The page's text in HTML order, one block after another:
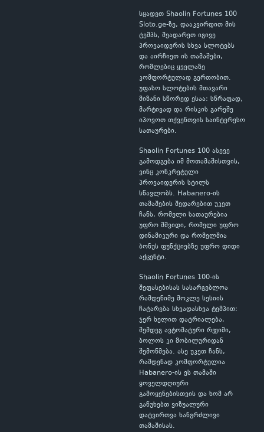
სცადეთ Shaolin Fortunes 100
Sloto.ge-ზე, დააკვირდით მის
ტემპს, შეადარეთ იგივე
პროვაიდერის სხვა სლოტებს
და აირჩიეთ ის თამაშები,
რომლებიც ყველაზე
კომფორტულად გერთობით.
უფასო სლოტების მთავარი
მიზანი სწორედ ესაა: სწრაფად,
მარტივად და რისკის გარეშე
იპოვოთ თქვენთვის საინტერესო
სათაურები.
Shaolin Fortunes 100 ასევე
გამოდგება იმ მოთამაშისთვის,
ვინც კონკრეტული
პროვაიდერის სტილს
სწავლობს. Habanero-ის
თამაშების შედარებით უკეთ
ჩანს, რომელი სათაურებია
უფრო მშვიდი, რომელი უფრო
დინამიკური და რომელშია
ბონუს ფუნქციებზე უფრო დიდი
აქცენტი.
Shaolin Fortunes 100-ის
შეფასებისას სასარგებლოა
რამდენიმე მოკლე სესიის
ჩატარება სხვადასხვა ტემპით:
ჯერ ხელით დატრიალება,
შემდეგ ავტომატური რეჟიმი,
ბოლოს კი მობილურიდან
შემოწმება. ასე უკეთ ჩანს,
რამდენად კომფორტულია
Habanero-ის ეს თამაში
ყოველდღიური
გამოყენებისთვის და ხომ არ
გაწუხებთ ვიზუალური
დატვირთვა ხანგრძლივი
თამაშისას.